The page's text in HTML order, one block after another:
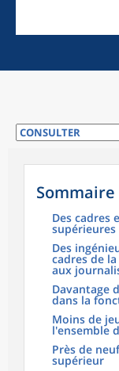
Sommaire
Des cadres
Des
cadres de
aux
Davantage
dans la
Moins de
l'ensemble
Près de
supérieur